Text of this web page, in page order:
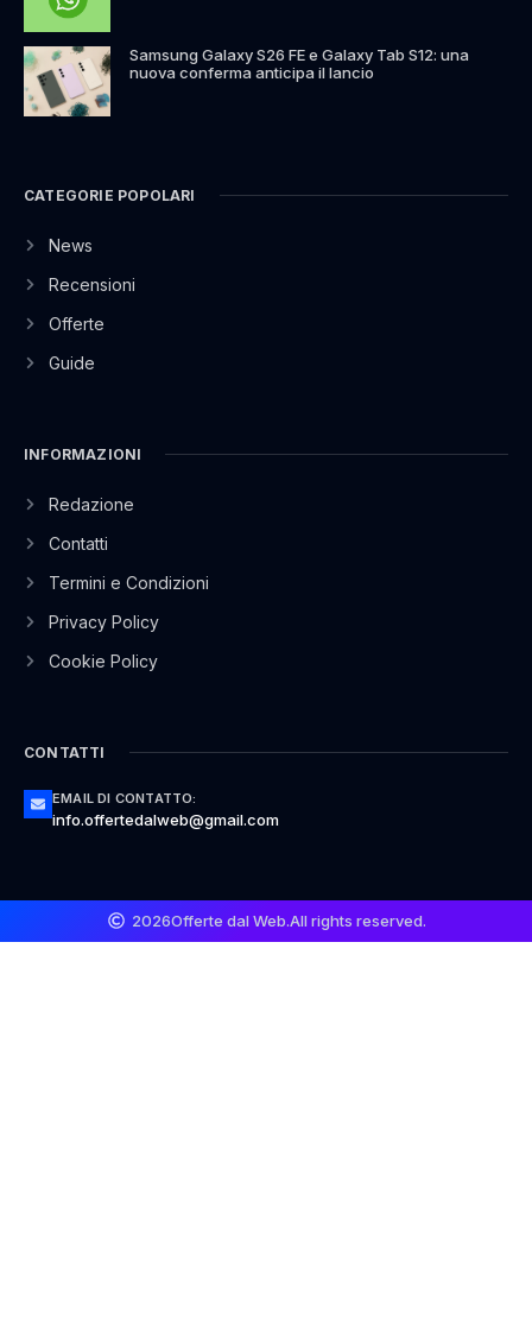
Samsung Galaxy S26 FE e Galaxy Tab S12: una
nuova conferma anticipa il lancio
CATEGORIE POPOLARI
News
Recensioni
Offerte
Guide
INFORMAZIONI
Redazione
Contatti
Termini e Condizioni
Privacy Policy
Cookie Policy
CONTATTI
EMAIL DI CONTATTO:
info.offertedalweb@gmail.com
2026Offerte dal Web.All rights reserved.